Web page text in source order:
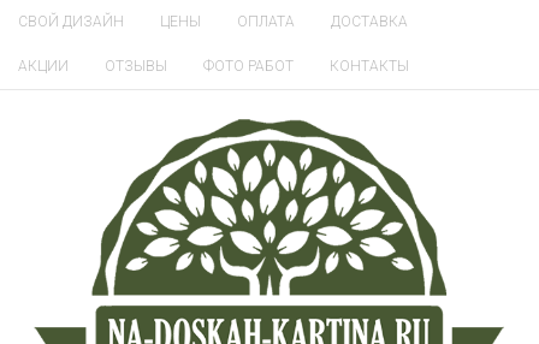
СВОЙ ДИЗАЙН ЦЕНЫ ОПЛАТА ДОСТАВКА
АКЦИИ ОТЗЫВЫ ФОТО РАБОТ КОНТАКТЫ